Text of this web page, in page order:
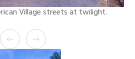
Village streets at twilight.